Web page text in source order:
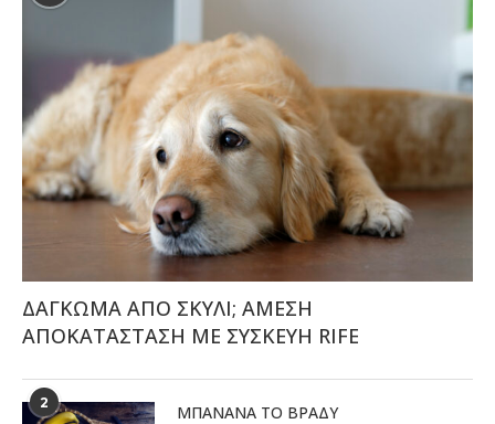
ΔΑΓΚΩΜΑ ΑΠΟ ΣΚΥΛΙ; ΑΜΕΣΗ
ΑΠΟΚΑΤΑΣΤΑΣΗ ΜΕ ΣΥΣΚΕΥΗ RIFE
2 ΜΠΑΝΆΝΑ ΤΟ ΒΡΆΔΥ